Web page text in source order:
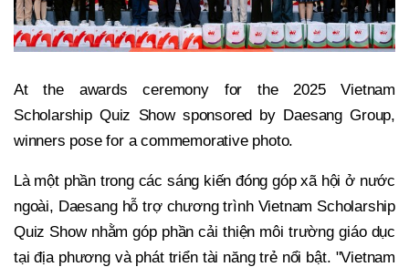
At the awards ceremony for the 2025 Vietnam
Scholarship Quiz Show sponsored by Daesang Group,
winners pose for a commemorative photo.
Là một phần trong các sáng kiến đóng góp xã hội ở nước
ngoài, Daesang hỗ trợ chương trình Vietnam Scholarship
Quiz Show nhằm góp phần cải thiện môi trường giáo dục
tại địa phương và phát triển tài năng trẻ nổi bật. "Vietnam